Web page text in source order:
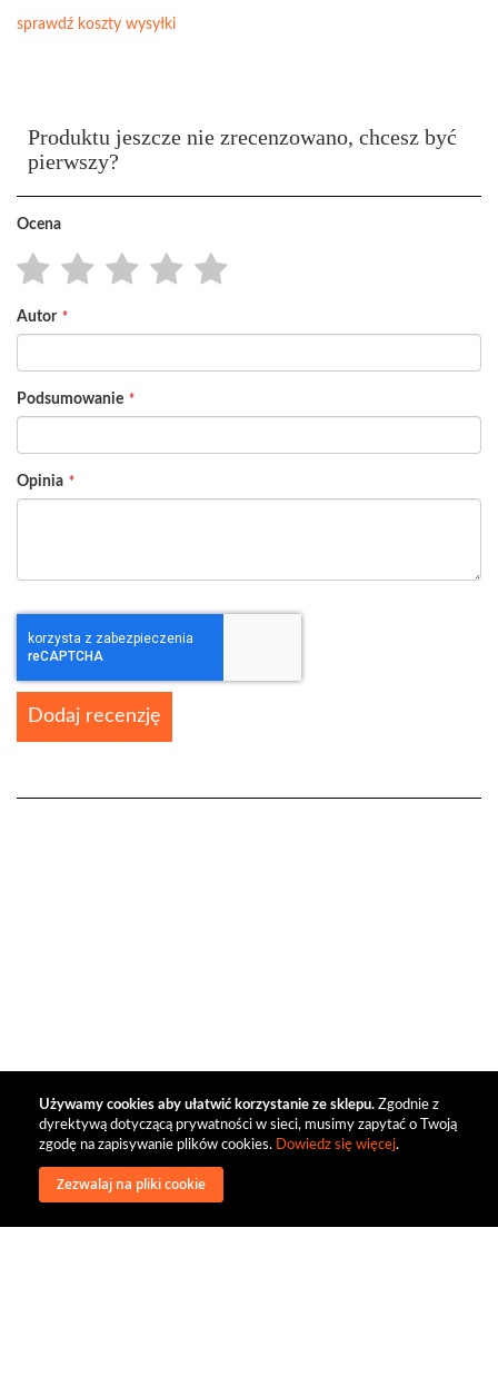
Używamy cookies aby ułatwić korzystanie ze sklepu. Zgodnie z
dyrektywą dotyczącą prywatności w sieci, musimy zapytać o Twoją
zgodę na zapisywanie plików cookies. Dowiedz się więcej.
Zezwalaj na pliki cookie
sprawdź koszty wysyłki
Produktu jeszcze nie zrecenzowano, chcesz być
pierwszy?
Ocena
star
stars
stars
stars
stars
Autor
Podsumowanie
Opinia
Dodaj recenzję